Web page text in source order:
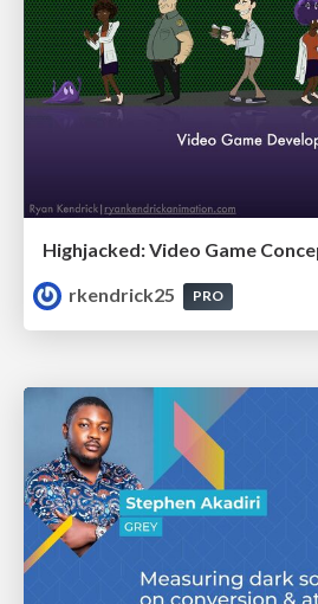
Highjacked: Video Game
rkendrick25
PRO